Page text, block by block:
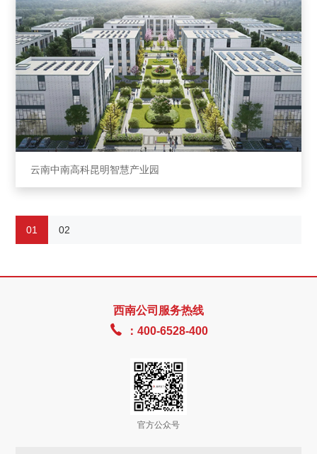
云南中南⾼科昆明智慧产业园
01 02
西南公司服务热线
 ：400-6528-400
官方公众号